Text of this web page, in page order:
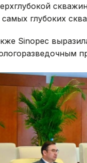
самых глубоких
Sinopec